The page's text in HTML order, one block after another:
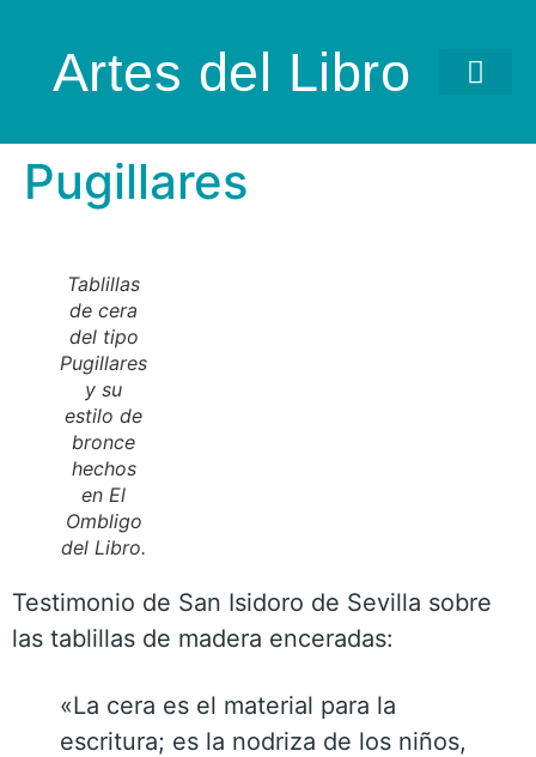
Artes del Libro
Pugillares
Tablillas
de cera
del tipo
Pugillares
y su
estilo de
bronce
hechos
en El
Ombligo
del Libro.
Testimonio de San Isidoro de Sevilla sobre
las tablillas de madera enceradas:
«La cera es el material para la
escritura; es la nodriza de los niños,